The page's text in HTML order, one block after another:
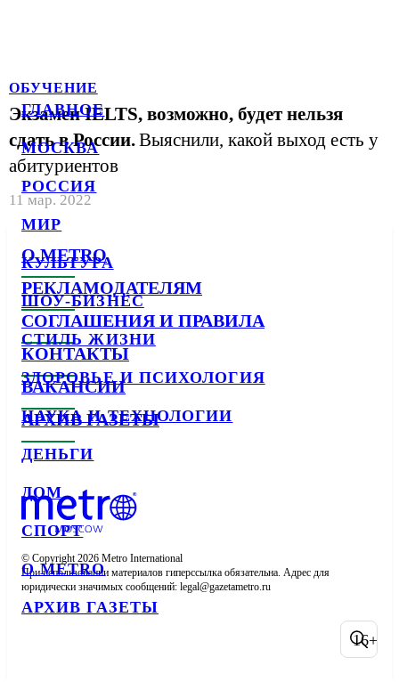
ГЛАВНОЕ
МОСКВА
РОССИЯ
МИР
КУЛЬТУРА
ШОУ-БИЗНЕС
СТИЛЬ ЖИЗНИ
ЗДОРОВЬЕ И ПСИХОЛОГИЯ
НАУКА И ТЕХНОЛОГИИ
ДЕНЬГИ
ДОМ
СПОРТ
О METRO
АРХИВ ГАЗЕТЫ
ОБУЧЕНИЕ
Экзамен IELTS, возможно, будет нельзя
сдать в России.Выяснили, какой выход есть у
абитуриентов
11 мар. 2022
О METRO
РЕКЛАМОДАТЕЛЯМ
СОГЛАШЕНИЯ И ПРАВИЛА
КОНТАКТЫ
ВАКАНСИИ
АРХИВ ГАЗЕТЫ
© Copyright 2026 Metro International
При использовании материалов гиперссылка обязательна. Адрес для
юридически значимых сообщений:
16+